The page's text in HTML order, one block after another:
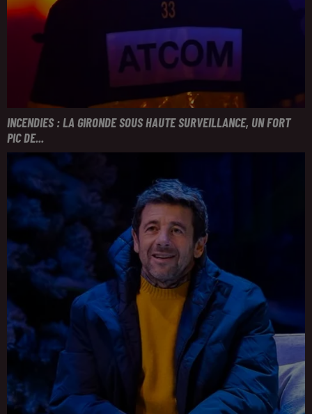
INCENDIES : LA GIRONDE SOUS HAUTE SURVEILLANCE, UN FORT
PIC DE...